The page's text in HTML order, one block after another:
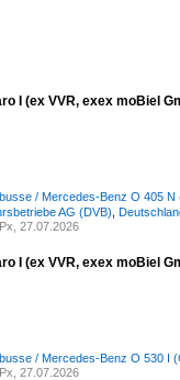
I (ex VVR, exex moBiel
/ Mercedes-Benz O 405 N
AG (DVB)
27.07.2026
I (ex VVR, exex moBiel
/ Mercedes-Benz O 530 I
27.07.2026